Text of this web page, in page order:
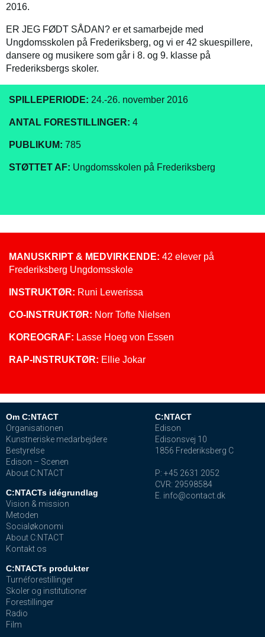
2016.
ER JEG FØDT SÅDAN? er et samarbejde med
Ungdomsskolen på Frederiksberg, og vi er 42 skuespillere,
dansere og musikere som går i 8. og 9. klasse på
Frederiksbergs skoler.
SPILLEPERIODE: 24.-26. november 2016
ANTAL FORESTILLINGER: 4
PUBLIKUM: 785
STØTTET AF: Ungdomsskolen på Frederiksberg
MANUSKRIPT & MEDVIRKENDE: 42 elever på
Frederiksberg Ungdomsskole
INSTRUKTØR: Runi Lewerissa
CO-INSTRUKTØR: Norr Tofte Nielsen
KOREOGRAF: Lasse Hoeg von Essen
RAP-INSTRUKTØR: Ellie Jokar
Om C:NTACT
Organisationen
Kunstneriske medarbejdere
Bestyrelse
Edison – Scenen
About C:NTACT
C:NTACTs idégrundlag
Vision & mission
Metoden
Socialøkonomi
About C:NTACT
Kontakt os
C:NTACTs produkter
Turnéforestillinger
Skoler og institutioner
Forestillinger
Radio
Film
C:NTACT
Edison
Edisonsvej 10
1856 Frederiksberg C
P: +45 2631 2052
CVR: 29598584
E. info@contact.dk